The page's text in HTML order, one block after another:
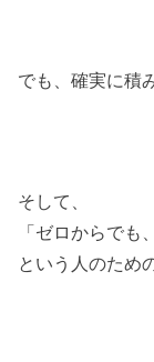
でも、確実に積
そして、
「ゼロからでも
という人のため